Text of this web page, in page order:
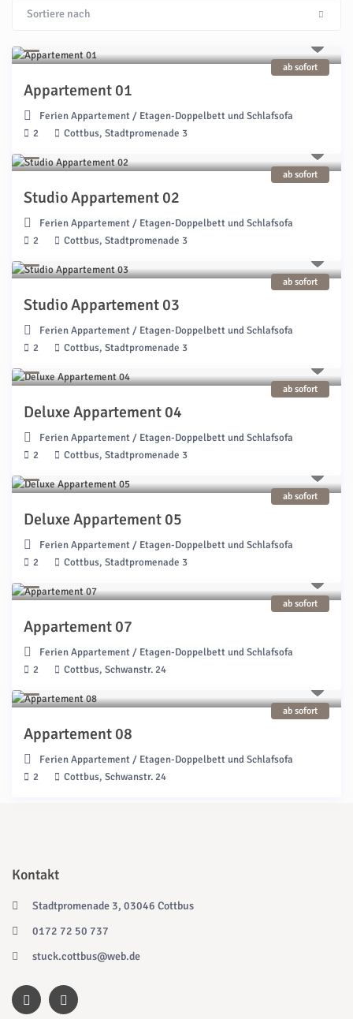
Sortiere nach
ab sofort
Appartement 01
Ferien Appartement / Etagen-Doppelbett und Schlafsofa
2
Cottbus, Stadtpromenade 3
ab sofort
Studio Appartement 02
Ferien Appartement / Etagen-Doppelbett und Schlafsofa
2
Cottbus, Stadtpromenade 3
ab sofort
Studio Appartement 03
Ferien Appartement / Etagen-Doppelbett und Schlafsofa
2
Cottbus, Stadtpromenade 3
ab sofort
Deluxe Appartement 04
Ferien Appartement / Etagen-Doppelbett und Schlafsofa
2
Cottbus, Stadtpromenade 3
ab sofort
Deluxe Appartement 05
Ferien Appartement / Etagen-Doppelbett und Schlafsofa
2
Cottbus, Stadtpromenade 3
ab sofort
Appartement 07
Ferien Appartement / Etagen-Doppelbett und Schlafsofa
2
Cottbus, Schwanstr. 24
ab sofort
Appartement 08
Ferien Appartement / Etagen-Doppelbett und Schlafsofa
2
Cottbus, Schwanstr. 24
Kontakt
Stadtpromenade 3, 03046 Cottbus
0172 72 50 737
stuck.cottbus@web.de